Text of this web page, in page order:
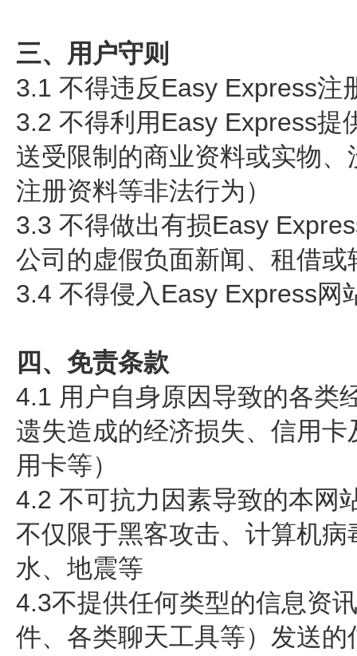
三、用户守则
3.1 不得违反Easy Express注
3.2 不得利用Easy Express提
送受限制的商业资料或实物
注册资料等非法行为）
3.3 不得做出有损Easy
公司的虚假负面新闻、租借
3.4 不得侵入Easy Express网
四、免责条款
4.1 用户自身原因导致的各类
遗失造成的经济损失、信用
用卡等）
4.2 不可抗力因素导致的本网
不仅限于黑客攻击、计算机
水、地震等
4.3不提供任何类型的信息资
件、各类聊天工具等）发送